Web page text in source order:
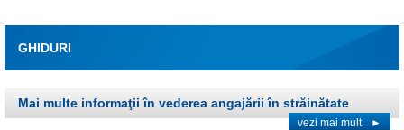
GHIDURI
Mai multe informaţii în vederea angajării în străinătate
vezi mai mult ►